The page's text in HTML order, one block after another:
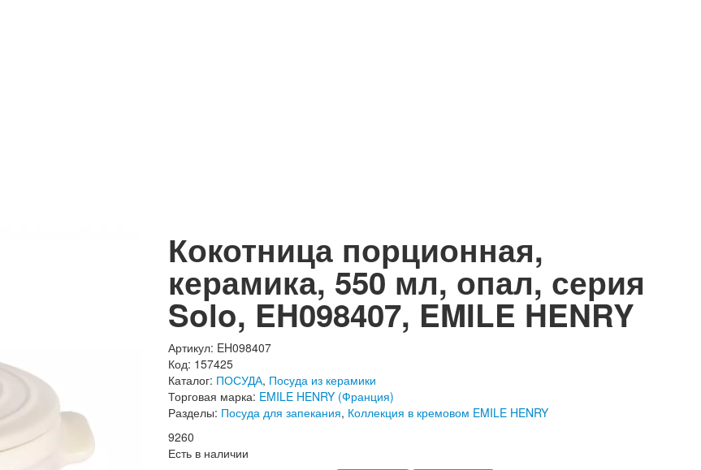
Кокотница порционная,
керамика, 550 мл, опал, серия
Solo, EH098407, EMILE HENRY
Артикул: EH098407
Код: 157425
Каталог: ПОСУДА, Посуда из керамики
Торговая марка: EMILE HENRY (Франция)
Разделы: Посуда для запекания, Коллекция в кремовом EMILE HENRY
9260
Есть в наличии